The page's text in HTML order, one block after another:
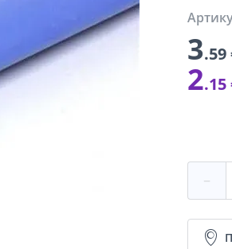
3.59
2.15
−